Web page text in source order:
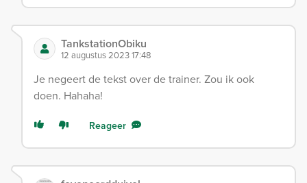
TankstationObiku
12 augustus 2023 17:48
Je negeert de tekst over de trainer. Zou ik ook
doen. Hahaha!
Reageer